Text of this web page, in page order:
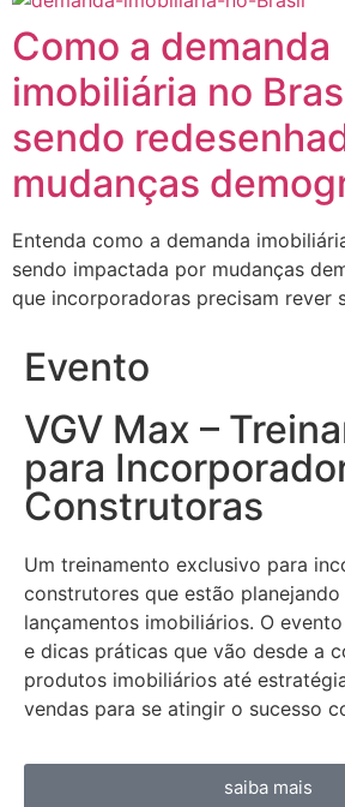
Como a demanda
imobiliária no
sendo
mudanças
Entenda como a demanda
sendo impactada por mudanças
que incorporadoras precisam rever
Evento
VGV Max –
para
Construtoras
Um treinamento exclusivo para
construtores que estão
lançamentos imobiliários. O
e dicas práticas que vão desde a
produtos imobiliários até
vendas para se atingir o sucesso
saiba mais